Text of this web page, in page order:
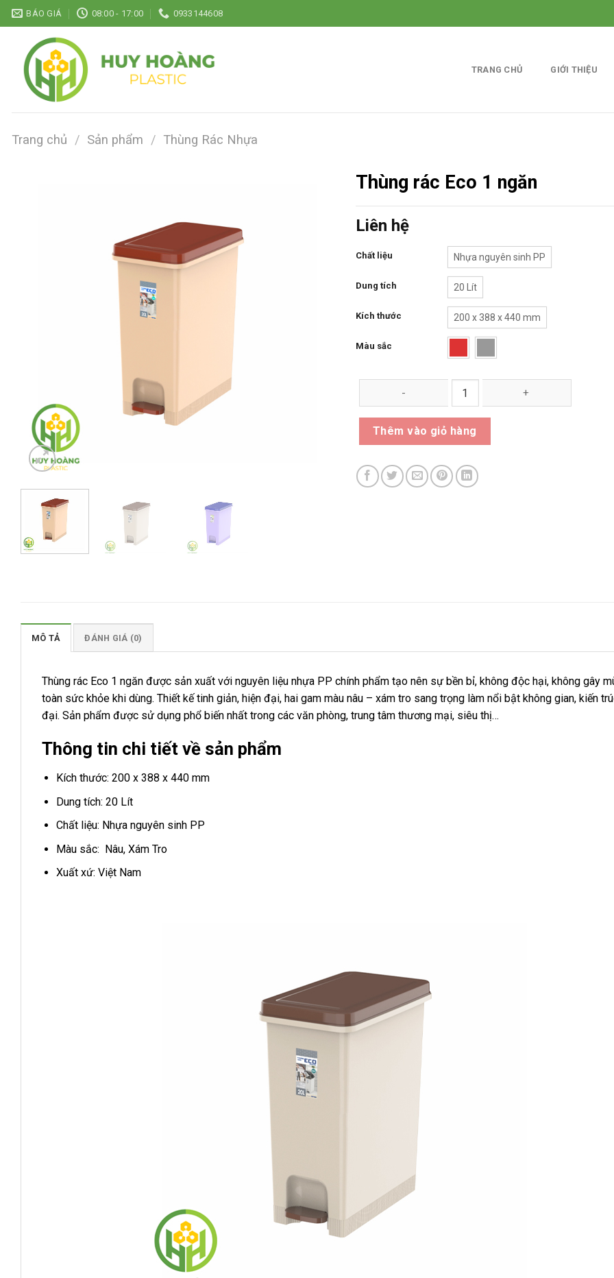
Chuyển
đến
BÁO GIÁ 08:00 - 17:00 0933144608
TRANG CHỦ GIỚI THIỆU
Trang chủ / Sản phẩm / Thùng Rác Nhựa
Thùng rác Eco 1 ngăn
Liên hệ
Chất liệu Nhựa nguyên sinh PP
Dung tích 20 Lít
Kích thước 200 x 388 x 440 mm
Màu sắc
Thùng rác Eco 1 ngăn số lượng
Thêm vào giỏ hàng
MÔ TẢ ĐÁNH GIÁ (0)
Thùng rác Eco 1 ngăn được sản xuất với nguyên liệu nhựa PP chính phẩm tạo nên sự bền bỉ, không độc hại, không gây
toàn sức khỏe khi dùng. Thiết kế tinh giản, hiện đại, hai gam màu nâu – xám tro sang trọng làm nổi bật không gian, kiến
đại. Sản phẩm được sử dụng phổ biến nhất trong các văn phòng, trung tâm thương mại, siêu thị…
Thông tin chi tiết về sản phẩm
Kích thước: 200 x 388 x 440 mm
Dung tích: 20 Lít
Chất liệu: Nhựa nguyên sinh PP
Màu sắc: Nâu, Xám Tro
Xuất xứ: Việt Nam